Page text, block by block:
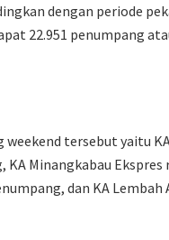
dengan periode
22.951 penumpang
tersebut yaitu
KA Minangkabau
dan KA